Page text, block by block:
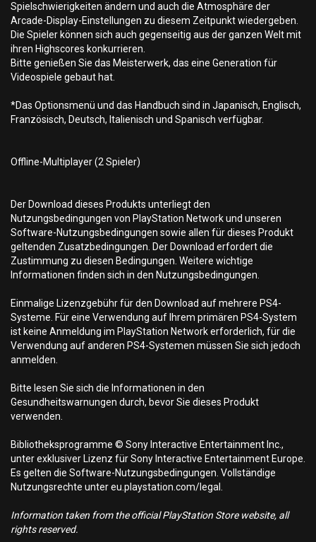
Spielschwierigkeiten ändern und auch die Atmosphäre der
Arcade-Display-Einstellungen zu diesem Zeitpunkt wiedergeben.
Die Spieler können sich auch gegenseitig aus der ganzen Welt mit
ihren Highscores konkurrieren.
Bitte genießen Sie das Meisterwerk, das eine Generation für
Videospiele gebaut hat.
*Das Optionsmenü und das Handbuch sind in Japanisch, Englisch,
Französisch, Deutsch, Italienisch und Spanisch verfügbar.
Offline-Multiplayer (2 Spieler)
Der Download dieses Produkts unterliegt den
Nutzungsbedingungen von PlayStation Network und unseren
Software-Nutzungsbedingungen sowie allen für dieses Produkt
geltenden Zusatzbedingungen. Der Download erfordert die
Zustimmung zu diesen Bedingungen. Weitere wichtige
Informationen finden sich in den Nutzungsbedingungen.
Einmalige Lizenzgebühr für den Download auf mehrere PS4-
Systeme. Für eine Verwendung auf Ihrem primären PS4-System
ist keine Anmeldung im PlayStation Network erforderlich, für die
Verwendung auf anderen PS4-Systemen müssen Sie sich jedoch
anmelden.
Bitte lesen Sie sich die Informationen in den
Gesundheitswarnungen durch, bevor Sie dieses Produkt
verwenden.
Bibliotheksprogramme © Sony Interactive Entertainment Inc.,
unter exklusiver Lizenz für Sony Interactive Entertainment Europe.
Es gelten die Software-Nutzungsbedingungen. Vollständige
Nutzungsrechte unter eu.playstation.com/legal.
Information taken from the official PlayStation Store website, all
rights reserved.